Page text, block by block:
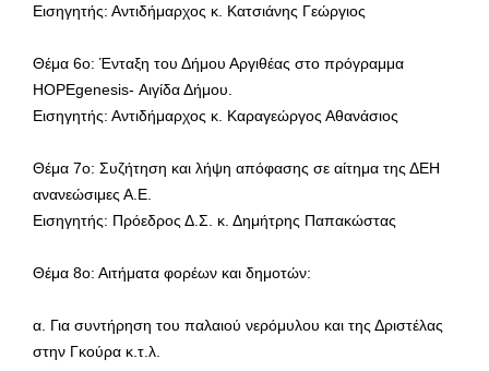
Εισηγητής: Αντιδήμαρχος κ. Κατσιάνης Γεώργιος
Θέμα 6ο: Ένταξη του Δήμου Αργιθέας στο πρόγραμμα
HOPEgenesis- Αιγίδα Δήμου.
Εισηγητής: Αντιδήμαρχος κ. Καραγεώργος Αθανάσιος
Θέμα 7ο: Συζήτηση και λήψη απόφασης σε αίτημα της ΔΕΗ
ανανεώσιμες Α.Ε.
Εισηγητής: Πρόεδρος Δ.Σ. κ. Δημήτρης Παπακώστας
Θέμα 8ο: Αιτήματα φορέων και δημοτών:
α. Για συντήρηση του παλαιού νερόμυλου και της Δριστέλας
στην Γκούρα κ.τ.λ.